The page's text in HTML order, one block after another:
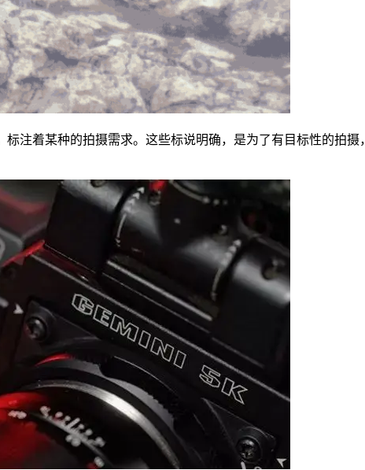
着某种的拍摄需求。这些标说明确，是为了有目标性的拍摄